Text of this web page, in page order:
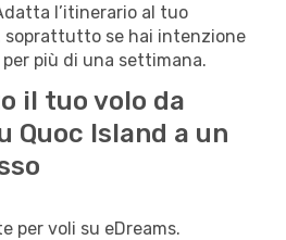
l’itinerario al tuo
soprattutto se hai intenzione
più di una settimana.
il tuo volo da
Quoc Island a un
per voli su eDreams.